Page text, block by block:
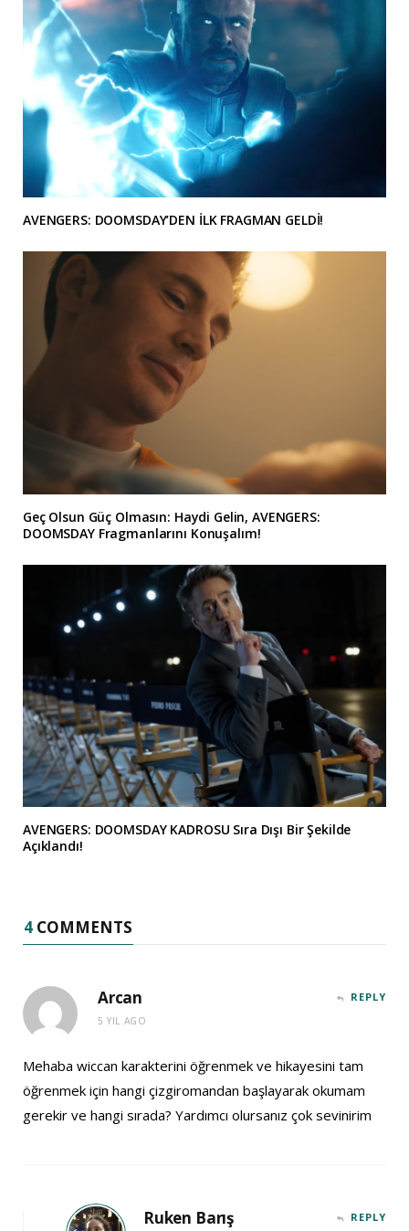
AVENGERS: DOOMSDAY’DEN İLK FRAGMAN GELDİ!
Geç Olsun Güç Olmasın: Haydi Gelin, AVENGERS:
DOOMSDAY Fragmanlarını Konuşalım!
AVENGERS: DOOMSDAY KADROSU Sıra Dışı Bir Şekilde
Açıklandı!
4 COMMENTS
Arcan
5 YIL AGO
REPLY
Mehaba wiccan karakterini öğrenmek ve hikayesini tam
öğrenmek için hangi çizgiromandan başlayarak okumam
gerekir ve hangi sırada? Yardımcı olursanız çok sevinirim
Ruken Barış REPLY